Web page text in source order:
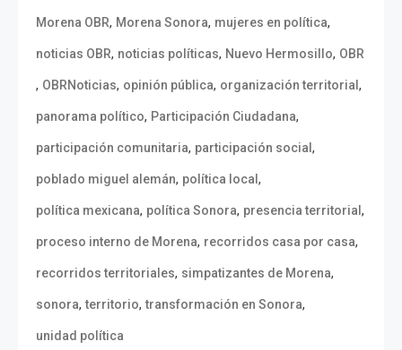
Morena OBR, Morena Sonora, mujeres en política,
noticias OBR, noticias políticas, Nuevo Hermosillo, OBR
, OBRNoticias, opinión pública, organización territorial,
panorama político, Participación Ciudadana,
participación comunitaria, participación social,
poblado miguel alemán, política local,
política mexicana, política Sonora, presencia territorial,
proceso interno de Morena, recorridos casa por casa,
recorridos territoriales, simpatizantes de Morena,
sonora,territorio,transformación en Sonora,
unidad política